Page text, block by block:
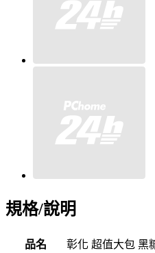
規格/說明
品名 彰化 超值大包 黑